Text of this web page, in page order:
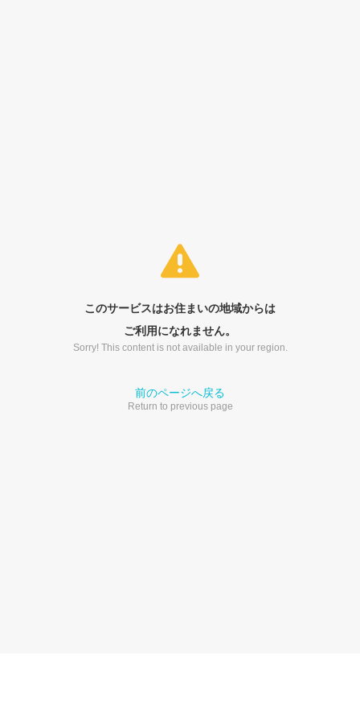
このサービスはお住まいの地域からは
ご利用になれません。
Sorry! This content is not available in your region.
前のページへ戻る
Return to previous page